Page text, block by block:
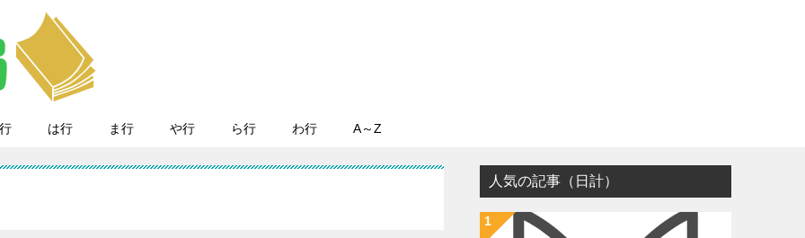
は行 ま行 や行 ら行 わ行 A～Z
人気の記事（日計）